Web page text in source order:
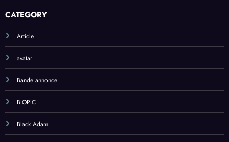
Article
avatar
Bande annonce
BIOPIC
Black Adam